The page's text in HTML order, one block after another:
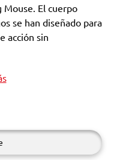
Mouse. El cuerpo
se han diseñado para
acción sin